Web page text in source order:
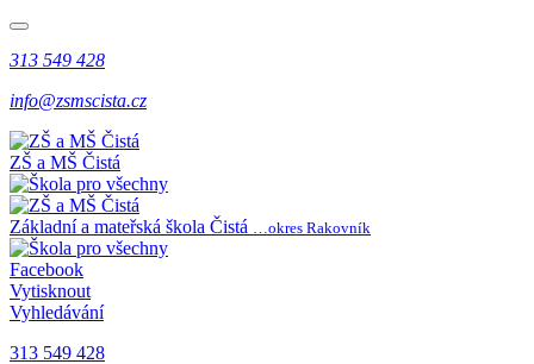
313 549 428
info@zsmscista.cz
ZŠ a MŠ Čistá
Základní a mateřská škola Čistá …okres Rakovník
Facebook
Vytisknout
Vyhledávání
313 549 428